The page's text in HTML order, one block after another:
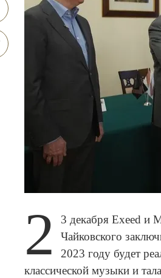
2
3 декабря Exeed и
Чайковского
2023 году будет
классической музыки и